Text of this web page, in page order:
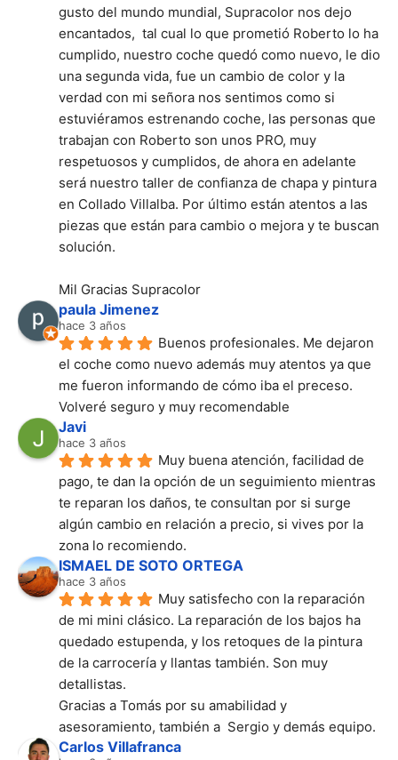
gusto del mundo mundial, Supracolor nos dejo
encantados,  tal cual lo que prometió Roberto lo ha
cumplido, nuestro coche quedó como nuevo, le dio
una segunda vida, fue un cambio de color y la
verdad con mi señora nos sentimos como si
estuviéramos estrenando coche, las personas que
trabajan con Roberto son unos PRO, muy
respetuosos y cumplidos, de ahora en adelante
será nuestro taller de confianza de chapa y pintura
en Collado Villalba. Por último están atentos a las
piezas que están para cambio o mejora y te buscan
solución.
Mil Gracias Supracolor
paula Jimenez
hace 3 años
Buenos profesionales. Me dejaron
el coche como nuevo además muy atentos ya que
me fueron informando de cómo iba el preceso.
Volveré seguro y muy recomendable
Javi
hace 3 años
Muy buena atención, facilidad de
pago, te dan la opción de un seguimiento mientras
te reparan los daños, te consultan por si surge
algún cambio en relación a precio, si vives por la
zona lo recomiendo.
ISMAEL DE SOTO ORTEGA
hace 3 años
Muy satisfecho con la reparación
de mi mini clásico. La reparación de los bajos ha
quedado estupenda, y los retoques de la pintura
de la carrocería y llantas también. Son muy
detallistas.
Gracias a Tomás por su amabilidad y
asesoramiento, también a  Sergio y demás equipo.
Carlos Villafranca